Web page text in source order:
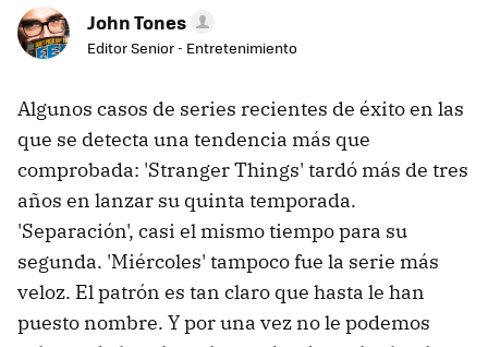
John Tones
Editor Senior - Entretenimiento
Algunos casos de series recientes de éxito en las
que se detecta una tendencia más que
comprobada: 'Stranger Things' tardó más de tres
años en lanzar su quinta temporada.
'Separación', casi el mismo tiempo para su
segunda. 'Miércoles' tampoco fue la serie más
veloz. El patrón es tan claro que hasta le han
puesto nombre. Y por una vez no le podemos